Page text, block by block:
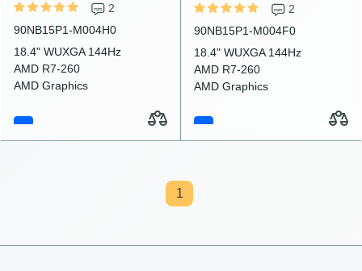
2
90NB15P1-M004H0
18.4" WUXGA 144Hz
AMD R7-260
AMD Graphics
2
90NB15P1-M004F0
18.4" WUXGA 144Hz
AMD R7-260
AMD Graphics
1